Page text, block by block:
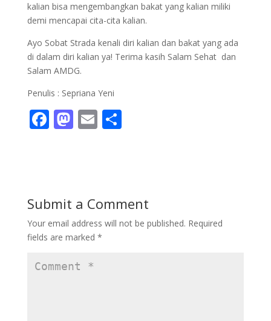
kalian bisa mengembangkan bakat yang kalian miliki
demi mencapai cita-cita kalian.
Ayo Sobat Strada kenali diri kalian dan bakat yang ada
di dalam diri kalian ya! Terima kasih Salam Sehat dan
Salam AMDG.
Penulis : Sepriana Yeni
F
o
o
k
M
o
n
E S
Submit a Comment
Your email address will not be published. Required
fields are marked *